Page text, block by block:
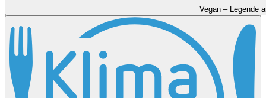
Vegan – Legende